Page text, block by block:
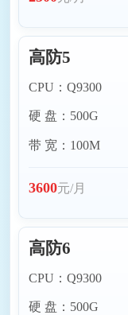
高防5
CPU：Q9300
硬 盘：500G
带 宽：100M
3600元/月
高防6
CPU：Q9300
硬 盘：500G